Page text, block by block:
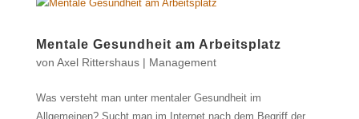
Mentale Gesundheit am Arbeitsplatz
von Axel Rittershaus| Management
Was versteht man unter mentaler Gesundheit im
Allgemeinen? Sucht man im Internet nach dem Begriff der